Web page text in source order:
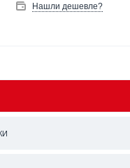
Нашли дешевле?